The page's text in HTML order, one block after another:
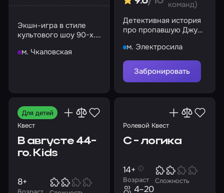
Экшн-игра в стиле
культового шоу 90-х.
команды и выиграйте!
м. Чкаловская
команд)
Детективная история
про пропавшую Джуди
сыщиков будут дети
м. Электросила
Забронировать
Для детей
Квест
В августе 44-
го. Kids
8+
Ролевой Квест
С - логика
Возраст
14+
Сложность
4–20